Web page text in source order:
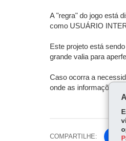
A "regra" do jogo está
como USUÁRIO
Este projeto está
grande valia para
Caso ocorra a
onde as informações
COMPARTILHE: